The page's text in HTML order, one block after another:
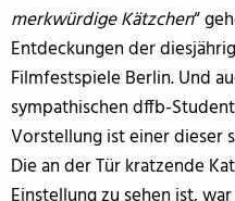
merkwürdige Kätzchen“
Entdeckungen der
Filmfestspiele Berlin. Und
sympathischen dffb-
Vorstellung ist einer dieser
Die an der Tür kratzende